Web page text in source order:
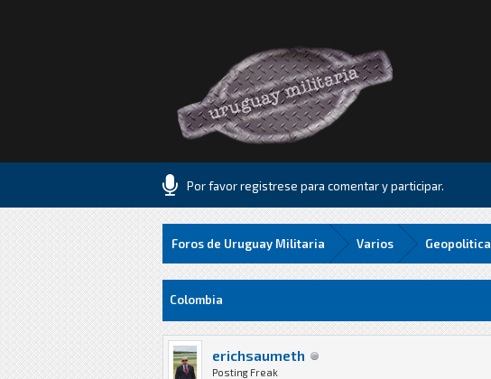
Por favor registrese para comentar y participar.
Foros de Uruguay Militaria Varios Geopolitica
7 voto(s) - 1.71 Media
1
2
3
4
5 Colombia
erichsaumeth
Posting Freak